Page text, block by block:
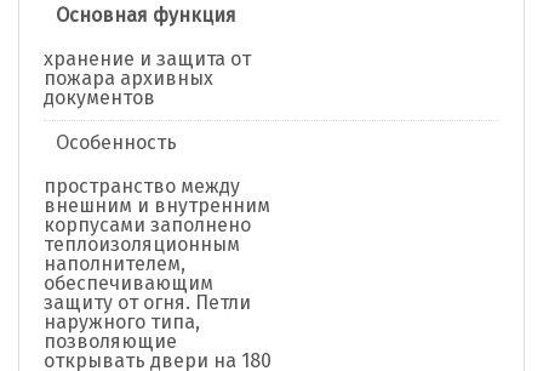
Основная функция
хранение и защита от
пожара архивных
документов
Особенность
пространство между
внешним и внутренним
корпусами заполнено
теплоизоляционным
наполнителем,
обеспечивающим
защиту от огня. Петли
наружного типа,
позволяющие
открывать двери на 180